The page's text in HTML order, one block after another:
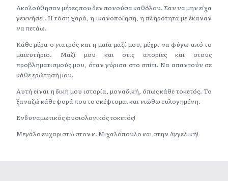
Ακολούθησαν μέρες που δεν πονούσα καθόλου. Σαν να μην είχα
γεννήσει. Η τόση χαρά, η ικανοποίηση, η πληρότητα με έκαναν
να πετάω.
Κάθε μέρα ο γιατρός και η μαία μαζί μου, μέχρι να φύγω από το
μαιευτήριο. Μαζί μου και στις απορίες και στους
προβληματισμούς μου, όταν γύρισα στο σπίτι. Να απαντούν σε
κάθε ερώτησή μου.
Αυτή είναι η δική μου ιστορία, μοναδική, όπως κάθε τοκετός. Το
ξαναζώ κάθε φορά που το σκέφτομαι και νιώθω ευλογημένη.
Ενδυναμωτικός φυσιολογικός τοκετός!
Μεγάλο ευχαριστώ στον κ. Μιχαλόπουλο και στην Αγγελική!